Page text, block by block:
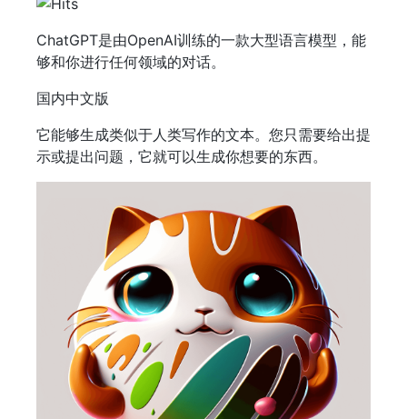
ChatGPT是由OpenAI训练的一款大型语言模型，能
够和你进行任何领域的对话。
国内中文版
它能够生成类似于人类写作的文本。您只需要给出提
示或提出问题，它就可以生成你想要的东西。